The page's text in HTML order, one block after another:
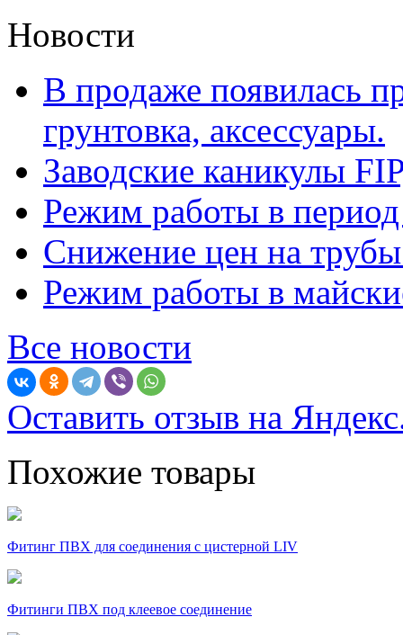
Новости
В продаже появилась
грунтовка, аксессуары.
Заводские каникулы
Режим работы в
Снижение цен на
Режим работы в
Все новости
Оставить отзыв на
Похожие товары
Фитинг ПВХ для соединения с цистерной LIV
Фитинги ПВХ под клеевое соединение